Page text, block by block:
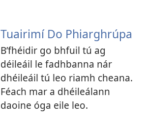
Tuairimí Do Phiarghrúpa
B’fhéidir go bhfuil tú ag
déileáil le fadhbanna nár
dhéileáil tú leo riamh cheana.
Féach mar a dhéileálann
daoine óga eile leo.